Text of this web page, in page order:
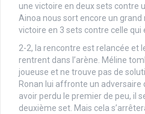
une victoire en deux sets contre
Ainoa nous sort encore un
victoire en 3 sets contre celle qui
2-2, la rencontre est relancée et
rentrent dans l’arène. Méline
joueuse et ne trouve pas de
Ronan lui affronte un adversaire
avoir perdu le premier de peu, il
deuxième set. Mais cela